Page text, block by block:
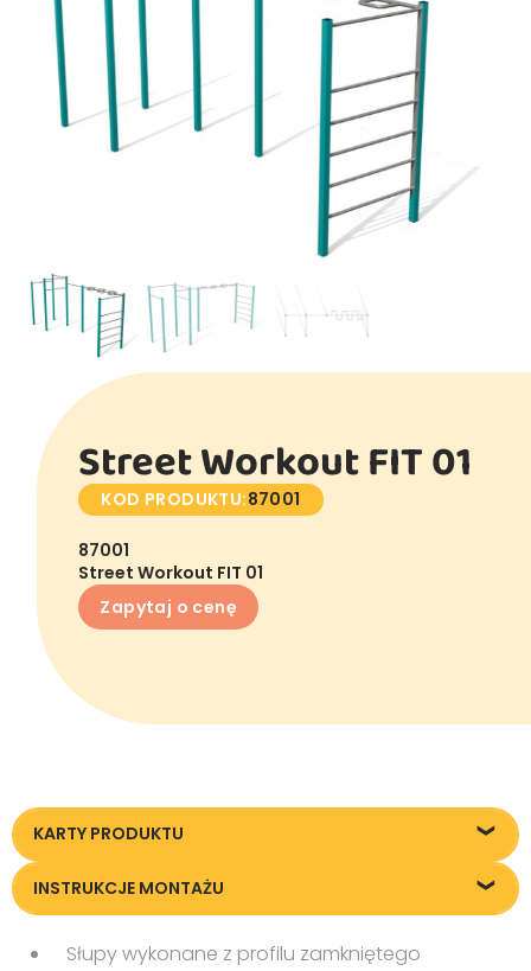
Street Workout FIT 01
KOD PRODUKTU:87001
87001
Street Workout FIT 01
Zapytaj o cenę
KARTY PRODUKTU
Karta techniczna
INSTRUKCJE MONTAŻU
Instrukcja montażu
Słupy wykonane z profilu zamkniętego